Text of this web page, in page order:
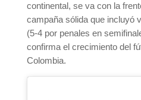
continental, se va con la
campaña sólida que incluyó
(5-4 por penales en
confirma el crecimiento del
Colombia.